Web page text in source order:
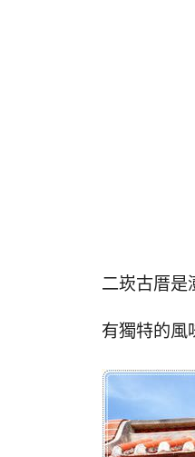
二崁古厝是
有獨特的風